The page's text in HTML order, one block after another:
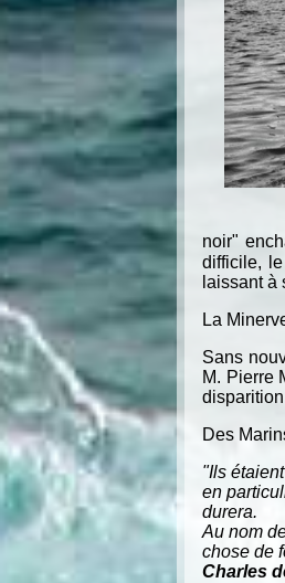
noir"
difficile,
laissant à
La
Sans
M. Pierre
Des
"Ils
en
durera.
Au nom
chose de
Charles